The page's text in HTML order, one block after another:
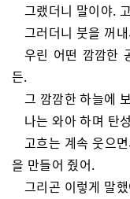
그랬더니 말이야.
그러더니 붓을 꺼
우린 어떤 깜깜한
든.
그 깜깜한 하늘에
나는 와아 하며 탄
고흐는 계속 웃으
을 만들어 줬어.
그리곤 이렇게 말